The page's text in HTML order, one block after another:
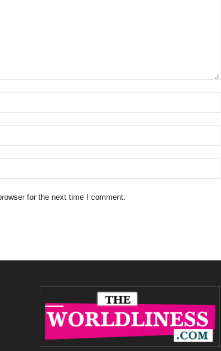
for the next time I comment.